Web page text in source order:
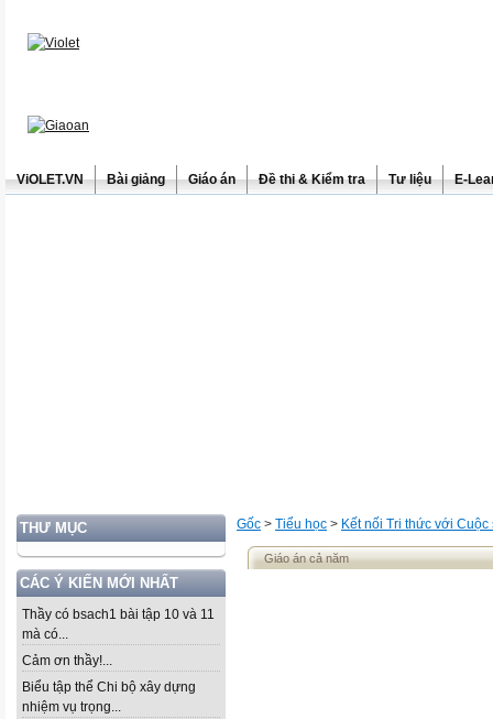
ViOLET.VN Bài giảng Giáo án Đề thi & Kiểm tra Tư liệu E-
THƯ MỤC
CÁC Ý KIẾN MỚI NHẤT
Thầy có bsach1 bài tập 10 và 11
mà có...
Cảm ơn thầy!...
Biểu tập thể Chi bộ xây dựng
nhiệm vụ trọng...
Gốc > Tiểu học > Kết nối Tri thức với Cuộc
Giáo án cả năm